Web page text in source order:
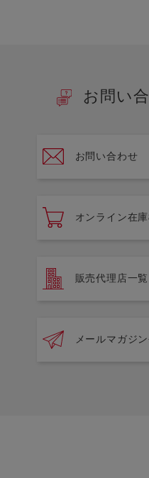
お問い
お問い合わせ
オンライン在
販売代理店一覧
メールマガジ